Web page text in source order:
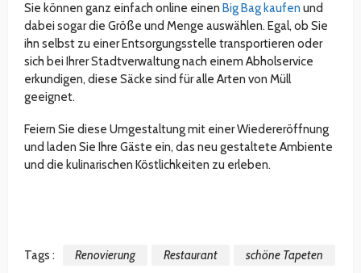
Sie können ganz einfach online einen Big Bag kaufen und
dabei sogar die Größe und Menge auswählen. Egal, ob Sie
ihn selbst zu einer Entsorgungsstelle transportieren oder
sich bei Ihrer Stadtverwaltung nach einem Abholservice
erkundigen, diese Säcke sind für alle Arten von Müll
geeignet.
Feiern Sie diese Umgestaltung mit einer Wiedereröffnung
und laden Sie Ihre Gäste ein, das neu gestaltete Ambiente
und die kulinarischen Köstlichkeiten zu erleben.
Tags : Renovierung Restaurant schöne Tapeten